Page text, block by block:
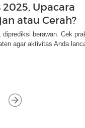
2025, Upacara
atau Cerah?
berawan. Cek
agar aktivitas Anda